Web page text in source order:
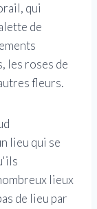
qui
de
les roses de
fleurs.
lieu qui se
lieux
de lieu par